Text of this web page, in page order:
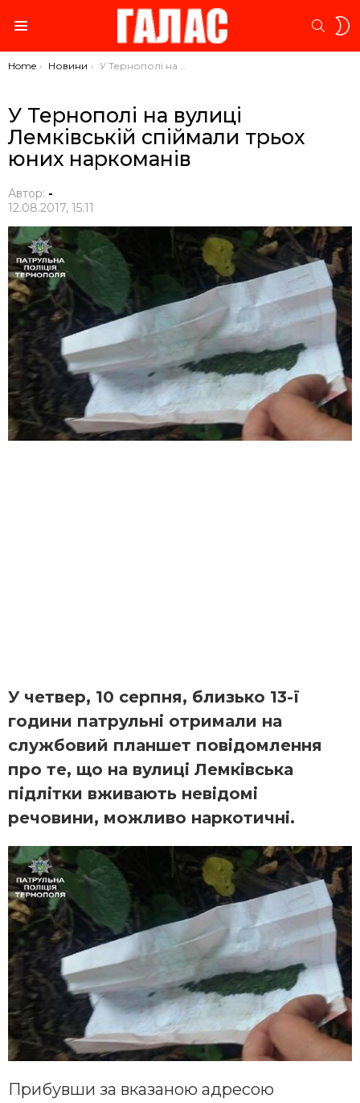
You are here:
Home Новини У Тернополі на вулиці Лемківській спіймали трьох юних наркоманів
У Тернополі на вулиці
Лемківській спіймали трьох
юних наркоманів
Автор: -
12.08.2017, 15:11
У четвер, 10 серпня, близько 13-ї
години патрульні отримали на
службовий планшет повідомлення
про те, що на вулиці Лемківська
підлітки вживають невідомі
речовини, можливо наркотичні.
Прибувши за вказаною адресою